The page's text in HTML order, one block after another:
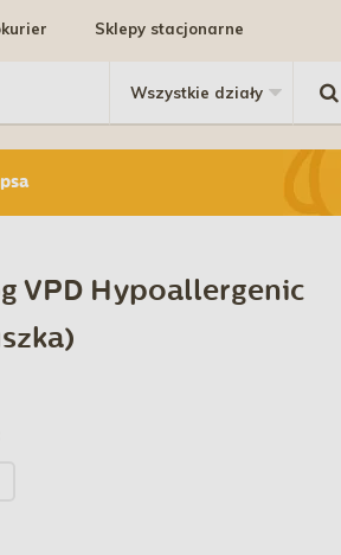
Sklepy stacjonarne
VPD Hypoallergenic